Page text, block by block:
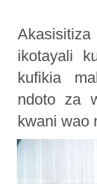
ikotayali
kufikia
ndoto za
kwani wao